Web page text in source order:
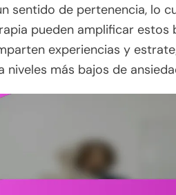
sentido de pertenencia, lo
pueden amplificar
experiencias y
niveles más bajos de